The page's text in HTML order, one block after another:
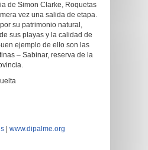
de Simon Clarke, Roquetas
vez una salida de etapa.
su patrimonio natural,
sus playas y la calidad de
ejemplo de ello son las
– Sabinar, reserva de la
www.dipalme.org